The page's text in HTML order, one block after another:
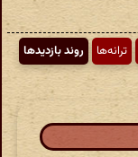
ترانه‌ها
روند بازدیدها